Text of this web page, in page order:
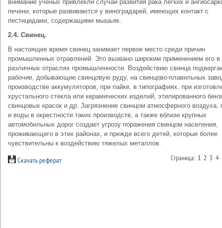
внимание ученых привлекли случаи развития рака легких и
печени, которые развиваются у виноградарей, имеющих контакт с
пестицидами, содержащими мышьяк.
2.4. Свинец.
В настоящее время свинец занимает первое место среди причин
промышленных отравлений. Это вызвано широким применением его в
различных отраслях промышленности. Воздействию свинца
рабочие, добывающие свинцовую руду, на свинцово-плавильных
производстве аккумуляторов, при пайке, в типографиях, при
хрустального стекла или керамических изделий, этилированного
свинцовых красок и др. Загрязнение свинцом атмосферного воздуха,
и воды в окрестности таких производств, а также вблизи крупных
автомобильных дорог создает угрозу поражения свинцом населения,
проживающего в этих районах, и прежде всего детей, которые более
чувствительны к воздействию тяжелых металлов.
Скачать реферат Страница: 1 2 3 4